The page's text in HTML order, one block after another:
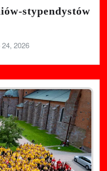
stypendystów
24, 2026